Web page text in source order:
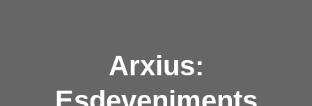
Arxius: